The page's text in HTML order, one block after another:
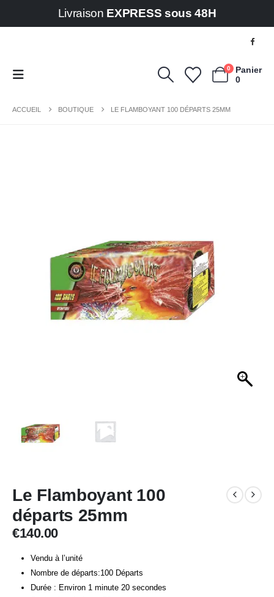
Livraison EXPRESS sous 48H
0
Panier
0
ACCUEIL BOUTIQUE LE FLAMBOYANT 100 DÉPARTS 25MM
Le Flamboyant 100
départs 25mm
€140.00
Vendu à l’unité
Nombre de départs:100 Départs
Durée : Environ 1 minute 20 secondes